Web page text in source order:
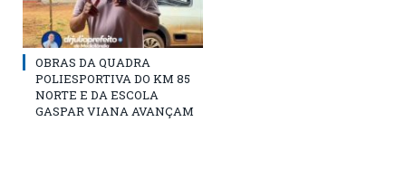
OBRAS DA QUADRA
POLIESPORTIVA DO KM 85
NORTE E DA ESCOLA
GASPAR VIANA AVANÇAM